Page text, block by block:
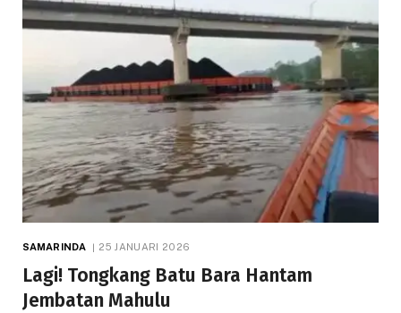
SAMARINDA 25 JANUARI 2026
Lagi! Tongkang Batu Bara Hantam
Jembatan Mahulu